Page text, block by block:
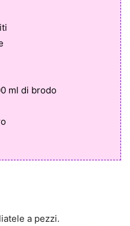
ml di brodo
a pezzi.